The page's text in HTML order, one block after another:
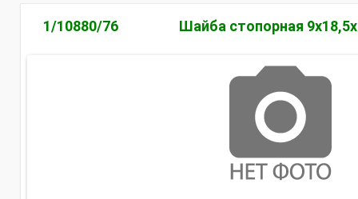
1/10880/76 Шайба стопорная